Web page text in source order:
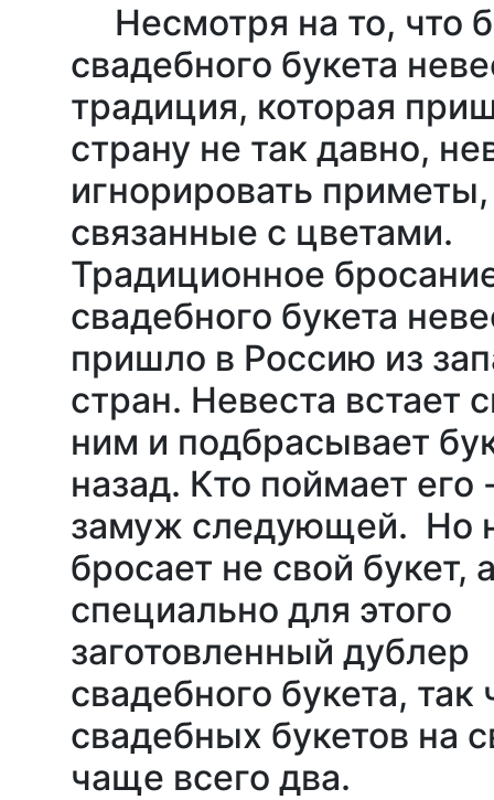
Несмотря на то, что
свадебного букета
традиция, которая
страну не так давно,
игнорировать приметы,
связанные с цветами.
Традиционное
свадебного букета
пришло в Россию из
стран. Невеста встает
ним и подбрасывает
назад. Кто поймает его
замуж следующей. Но
бросает не свой букет,
специально для этого
заготовленный дублер
свадебного букета, так
свадебных букетов на
чаще всего два.